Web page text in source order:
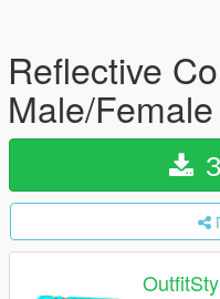
Reflective
Male/Female